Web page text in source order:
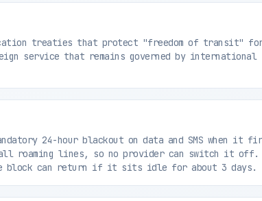
treaties that protect "freedom of transit"
service that remains governed by international
24-hour blackout on data and SMS when it
roaming lines, so no provider can switch it off.
block can return if it sits idle for about 3 days.